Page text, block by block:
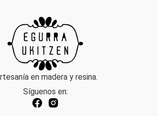
en madera y resina.
Síguenos en: